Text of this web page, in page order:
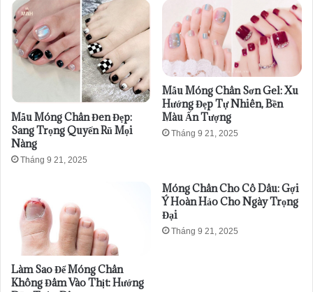
Mẫu Móng Chân Đen Đẹp:
Sang Trọng Quyến Rũ Mọi
Nàng
Tháng 9 21, 2025
Mẫu Móng Chân Sơn Gel: Xu
Hướng Đẹp Tự Nhiên, Bền
Màu Ấn Tượng
Tháng 9 21, 2025
Làm Sao Để Móng Chân
Không Đâm Vào Thịt: Hướng
Móng Chân Cho Cô Dâu: Gợi
Ý Hoàn Hảo Cho Ngày Trọng
Đại
Tháng 9 21, 2025